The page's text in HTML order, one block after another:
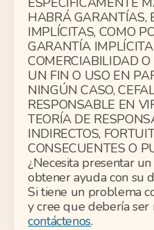
HABRÁ GARANTÍAS,
IMPLÍCITAS, COMO
GARANTÍA
COMERCIABILIDAD
UN FIN O USO EN
NINGÚN CASO,
RESPONSABLE EN
TEORÍA DE
INDIRECTOS,
CONSECUENTES O
¿Necesita presentar
obtener ayuda con su
Si tiene un problema
y cree que debería ser
contáctenos.